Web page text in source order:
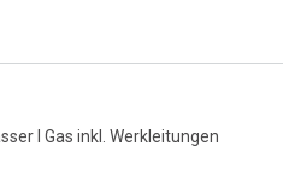
I Gas inkl. Werkleitungen